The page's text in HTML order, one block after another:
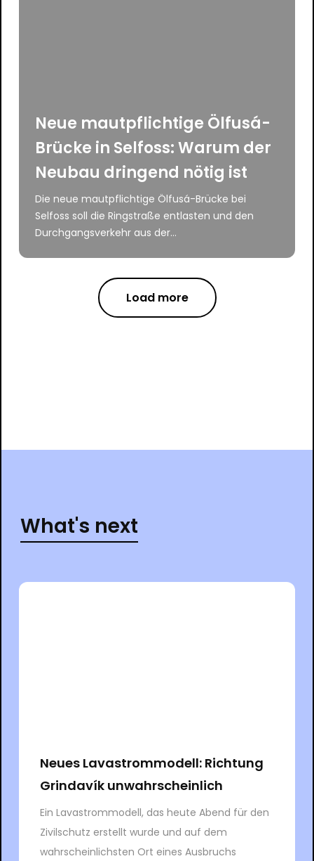
Neue mautpflichtige Ölfusá-
Brücke in Selfoss: Warum der
Neubau dringend nötig ist
Die neue mautpflichtige Ölfusá-Brücke bei
Selfoss soll die Ringstraße entlasten und den
Durchgangsverkehr aus der...
Load more
What's next
Neues Lavastrommodell: Richtung
Grindavík unwahrscheinlich
Ein Lavastrommodell, das heute Abend für den
Zivilschutz erstellt wurde und auf dem
wahrscheinlichsten Ort eines Ausbruchs